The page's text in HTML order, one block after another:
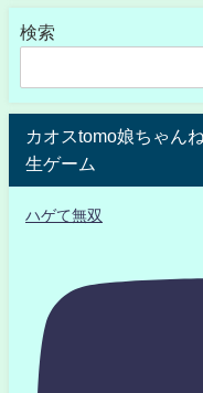
検索
カオスtomo娘ちゃん
生ゲーム
ハゲて無双